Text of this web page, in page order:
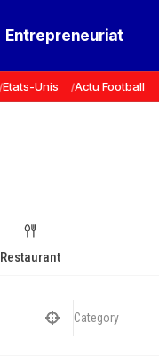
Entrepreneuriat
Etats-Unis Actu Football
Restaurant
Category